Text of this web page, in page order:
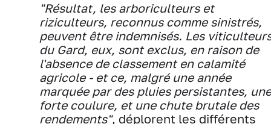
"Résultat, les arboriculteurs et
riziculteurs, reconnus comme sinistrés,
peuvent être indemnisés. Les
du Gard, eux, sont exclus, en raison de
l'absence de classement en calamité
agricole - et ce, malgré une année
marquée par des pluies persistantes, une
forte coulure, et une chute brutale des
rendements", déplorent les différents